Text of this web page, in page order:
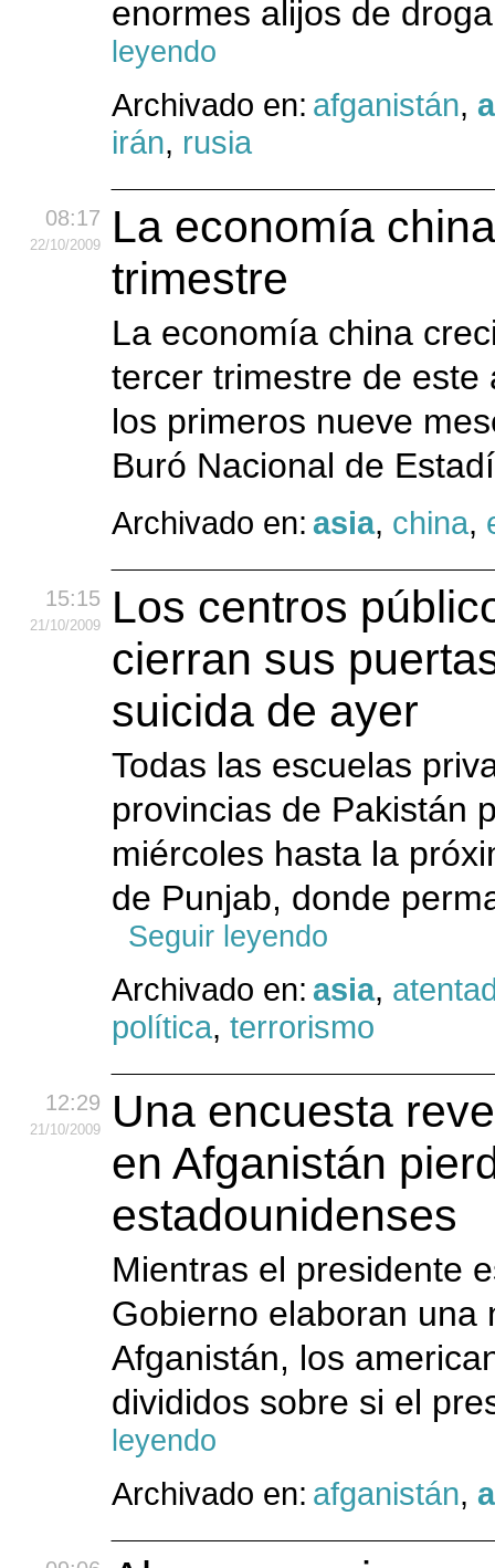
enormes alijos de
leyendo
Archivado en: afganistán,
irán, rusia
08:17
22/10/2009
La economía
trimestre
La economía china
tercer trimestre de
los primeros nueve
Buró Nacional de
Archivado en: asia, china,
15:15
21/10/2009
Los centros
cierran sus
suicida de ayer
Todas las escuelas
provincias de Pakistán
miércoles hasta la
de Punjab, donde
Seguir leyendo
Archivado en: asia,
política, terrorismo
12:29
21/10/2009
Una encuesta
en Afganistán
estadounidenses
Mientras el presidente
Gobierno elaboran una
Afganistán, los
divididos sobre si el
leyendo
Archivado en: afganistán,